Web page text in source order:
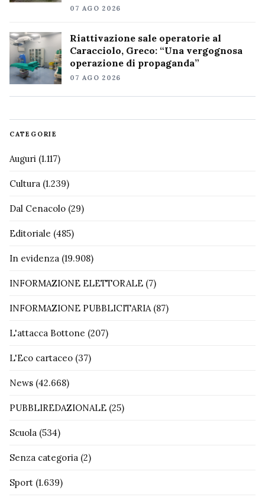
07 AGO 2026
Riattivazione sale operatorie al
Caracciolo, Greco: “Una vergognosa
operazione di propaganda”
07 AGO 2026
CATEGORIE
Auguri (1.117)
Cultura (1.239)
Dal Cenacolo (29)
Editoriale (485)
In evidenza (19.908)
INFORMAZIONE ELETTORALE (7)
INFORMAZIONE PUBBLICITARIA(87)
L'attacca Bottone (207)
L'Eco cartaceo (37)
News (42.668)
PUBBLIREDAZIONALE (25)
Scuola (534)
Senza categoria (2)
Sport (1.639)